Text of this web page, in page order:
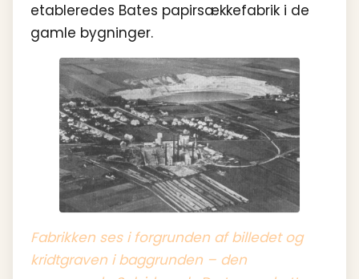
etableredes Bates papirsækkefabrik i de
gamle bygninger.
Fabrikken ses i forgrunden af billedet og
kridtgraven i baggrunden – den